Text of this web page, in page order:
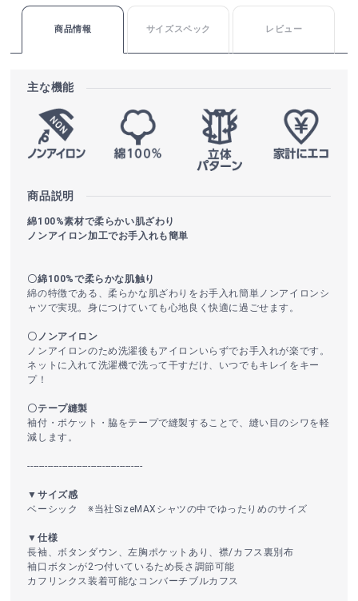
商品情報 サイズスペック レビュー
主な機能
商品説明
綿100%素材で柔らかい肌ざわり
ノンアイロン加工でお手入れも簡単
〇綿100%で柔らかな肌触り
綿の特徴である、柔らかな肌ざわりをお手入れ簡単ノンアイロンシ
ャツで実現。身につけていても心地良く快適に過ごせます。
〇ノンアイロン
ノンアイロンのため洗濯後もアイロンいらずでお手入れが楽です。
ネットに入れて洗濯機で洗って干すだけ、いつでもキレイをキー
プ！
〇テープ縫製
袖付・ポケット・脇をテープで縫製することで、縫い目のシワを軽
減します。
----------------------------------------
▼サイズ感
ベーシック ※当社SizeMAXシャツの中でゆったりめのサイズ
▼仕様
長袖、ボタンダウン、左胸ポケットあり、襟/カフス裏別布
袖口ボタンが2つ付いているため長さ調節可能
カフリンクス装着可能なコンバーチブルカフス